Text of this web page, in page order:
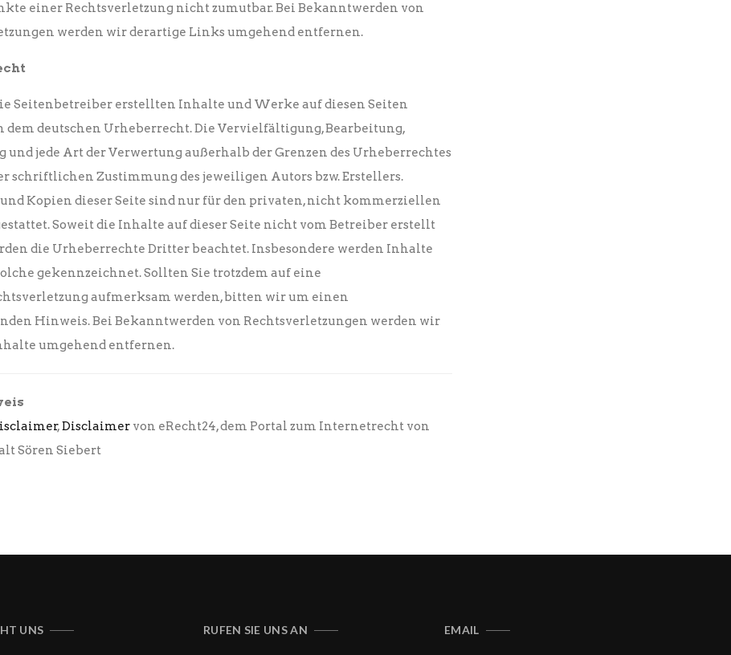
einer Rechtsverletzung nicht zumutbar. Bei Bekanntwerden von
werden wir derartige Links umgehend entfernen.
Seitenbetreiber erstellten Inhalte und Werke auf diesen Seiten
dem deutschen Urheberrecht. Die Vervielfältigung, Bearbeitung,
und jede Art der Verwertung außerhalb der Grenzen des Urheberrechtes
schriftlichen Zustimmung des jeweiligen Autors bzw. Erstellers.
Kopien dieser Seite sind nur für den privaten, nicht kommerziellen
Soweit die Inhalte auf dieser Seite nicht vom Betreiber erstellt
die Urheberrechte Dritter beachtet. Insbesondere werden Inhalte
gekennzeichnet. Sollten Sie trotzdem auf eine
aufmerksam werden, bitten wir um einen
Hinweis. Bei Bekanntwerden von Rechtsverletzungen werden wir
umgehend entfernen.
,Disclaimer von eRecht24, dem Portal zum Internetrecht von
Sören Siebert
UNS RUFEN SIE UNS AN EMAIL